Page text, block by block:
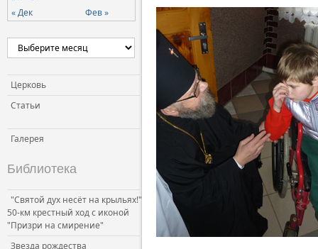
СЛУЖЕНИЕ
Церковь и власть
Церковь и общество
Церковь и СМИ
« Дек Фев »
Церковь
Статьи
Галерея
Библиотека
"Святой дух несёт на крыльях!"
50-км крестный ход с иконой
"Призри на смирение"
Звезда рождества